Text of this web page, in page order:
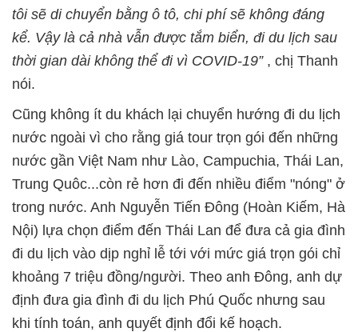
tôi sẽ di chuyển bằng ô tô, chi phí sẽ không đáng
kể. Vậy là cả nhà vẫn được tắm biển, đi du lịch sau
thời gian dài không thể đi vì COVID-19” , chị Thanh
nói.
Cũng không ít du khách lại chuyển hướng đi du lịch
nước ngoài vì cho rằng giá tour trọn gói đến những
nước gần Việt Nam như Lào, Campuchia, Thái Lan,
Trung Quôc...còn rẻ hơn đi đến nhiều điểm "nóng" ở
trong nước. Anh Nguyễn Tiến Đông (Hoàn Kiếm, Hà
Nội) lựa chọn điểm đến Thái Lan để đưa cả gia đình
đi du lịch vào dịp nghỉ lễ tới với mức giá trọn gói chỉ
khoảng 7 triệu đồng/người. Theo anh Đông, anh dự
định đưa gia đình đi du lịch Phú Quốc nhưng sau
khi tính toán, anh quyết định đổi kế hoạch.